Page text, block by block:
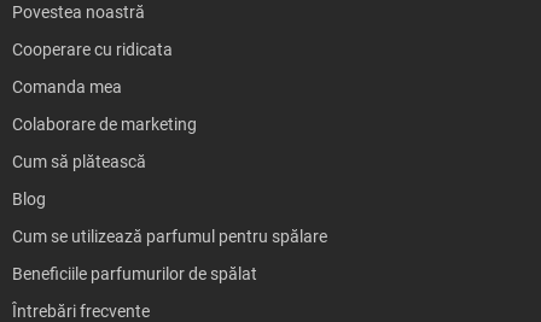
Povestea noastră
Cooperare cu ridicata
Comanda mea
Colaborare de marketing
Cum să plătească
Blog
Cum se utilizează parfumul pentru spălare
Beneficiile parfumurilor de spălat
Întrebări frecvente